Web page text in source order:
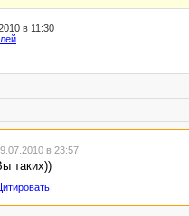
в 11:30
в 23:57
таких))